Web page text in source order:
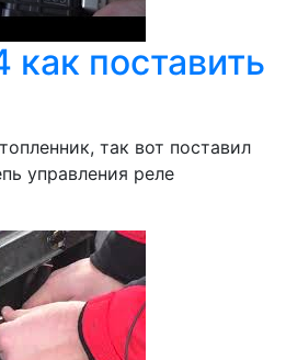
как поставить
так вот поставил
управления реле